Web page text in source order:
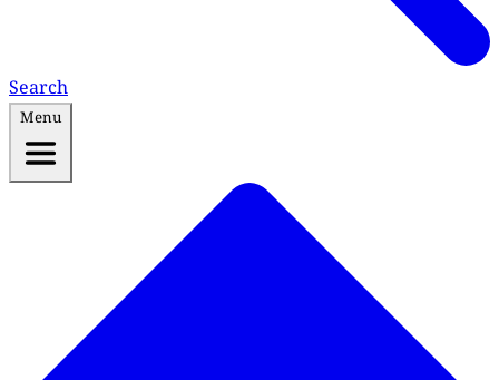
Search
Menu